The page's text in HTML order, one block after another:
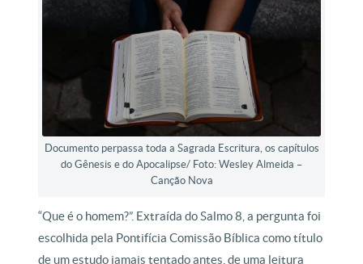
Documento perpassa toda a Sagrada Escritura, os capítulos
do Gênesis e do Apocalipse/ Foto: Wesley Almeida –
Canção Nova
“Que é o homem?”. Extraída do Salmo 8, a pergunta foi
escolhida pela Pontifícia Comissão Bíblica como título
de um estudo jamais tentado antes, de uma leitura